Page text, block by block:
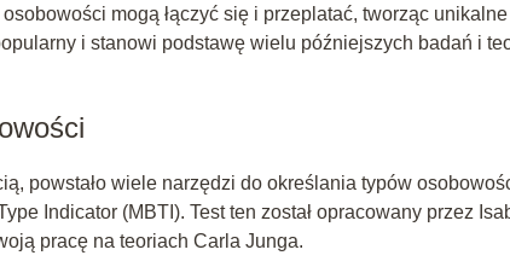
mogą łączyć się i przeplatać, tworząc unikalne
i stanowi podstawę wielu późniejszych badań i
powstało wiele narzędzi do określania typów
Indicator (MBTI). Test ten został opracowany przez
pracę na teoriach Carla Junga.